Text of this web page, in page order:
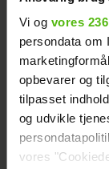
Vi og vores
persondata
opbevarer og
tilpasset
og udvikle
vores